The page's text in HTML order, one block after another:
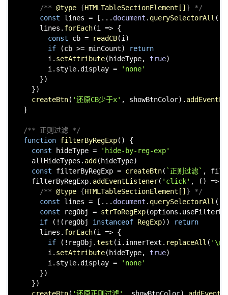
/** @type {HTMLTableSectionElement[] } */
const lines = [...document . querySelectorAll (
lines. forEach(i => {
const cb = readCB(i)
if (cb >= minCount)
return
i. setAttribute(hideType, true)
i. style.display =
'none'
})
})
createBtn( '还原CB少于x' , showBtnColor).
}
/** 正则过滤 */
function filterByRegExp( ) {
const hideType =
'hide-by-reg-exp'
allHideTypes. add (hideType)
const filterByRegExp = createBtn( `正则过滤` ,
filterByRegExp. addEventListener( 'click' , () =>
/** @type {HTMLTableSectionElement[] } */
const lines = [...document . querySelectorAll (
const regObj = strToRegExp(options.
if (!(regObj instanceof RegExp))
return
lines. forEach(i => {
if (!regObj.test (i. innerText . replaceAll ( '\n'
i. setAttribute(hideType, true)
i. style.display =
'none'
})
})